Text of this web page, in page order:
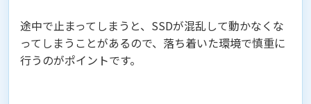
途中で止まってしまうと、SSDが混乱して動かなくな
ってしまうことがあるので、落ち着いた環境で慎重に
行うのがポイントです。